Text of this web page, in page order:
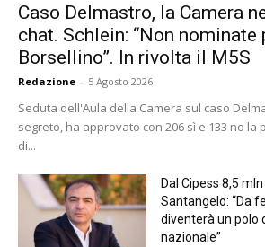
Caso Delmastro, la Camera
chat. Schlein: “Non nominate
Borsellino”. In rivolta il M5S
Redazione - 5 Agosto 2026
Seduta dell'Aula della Camera sul caso
segreto, ha approvato con 206 sì e 133 no
di...
Dal Cipess 8,5
Santangelo: “Da
diventerà un polo
nazionale”